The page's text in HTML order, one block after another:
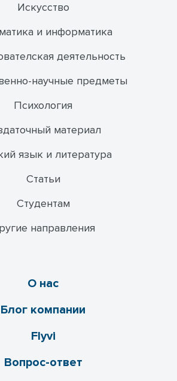
Искусство
и информатика
деятельность
научные предметы
Психология
материал
язык и литература
Статьи
Студентам
направления
О нас
Блог компании
Flyvi
Вопрос-ответ